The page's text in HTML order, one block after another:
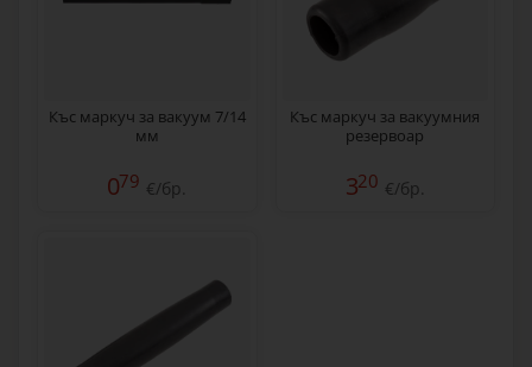
Къс маркуч за вакуум 7/14
мм
079 €/бр.
Къс маркуч за вакуумния
резервоар
320 €/бр.